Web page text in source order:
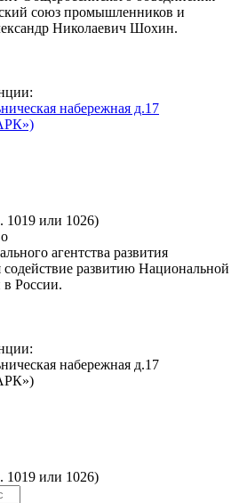
союз промышленников и
Николаевич Шохин.
набережная д.17
1019 или 1026)
агентства развития
содействие развитию Национальной
России.
набережная д.17
1019 или 1026)